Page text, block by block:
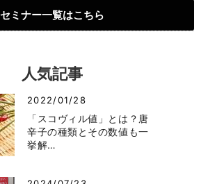
セミナー一覧はこちら
人気記事
2022/01/28
「スコヴィル値」とは？唐
辛子の種類とその数値も一
挙解…